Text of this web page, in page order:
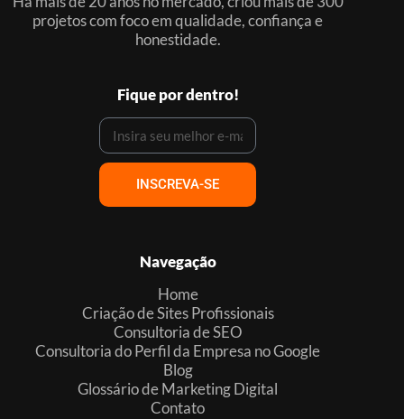
projetos com foco em qualidade, confiança e
honestidade.
Fique por dentro!
INSCREVA-SE
Navegação
Home
Criação de Sites Profissionais
Consultoria de SEO
Consultoria do Perfil da Empresa no Google
Blog
Glossário de Marketing Digital
Contato